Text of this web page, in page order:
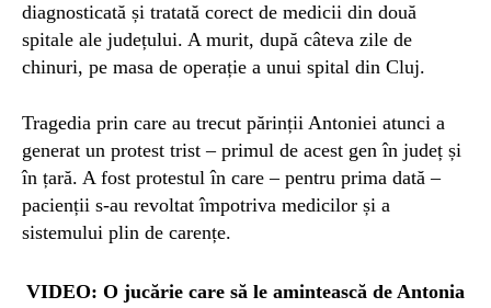
diagnosticată și tratată corect de medicii din două
spitale ale județului. A murit, după câteva zile de
chinuri, pe masa de operație a unui spital din Cluj.
Tragedia prin care au trecut părinții Antoniei atunci a
generat un protest trist – primul de acest gen în județ și
în țară. A fost protestul în care – pentru prima dată –
pacienții s-au revoltat împotriva medicilor și a
sistemului plin de carențe.
VIDEO: O jucărie care să le amintească de Antonia